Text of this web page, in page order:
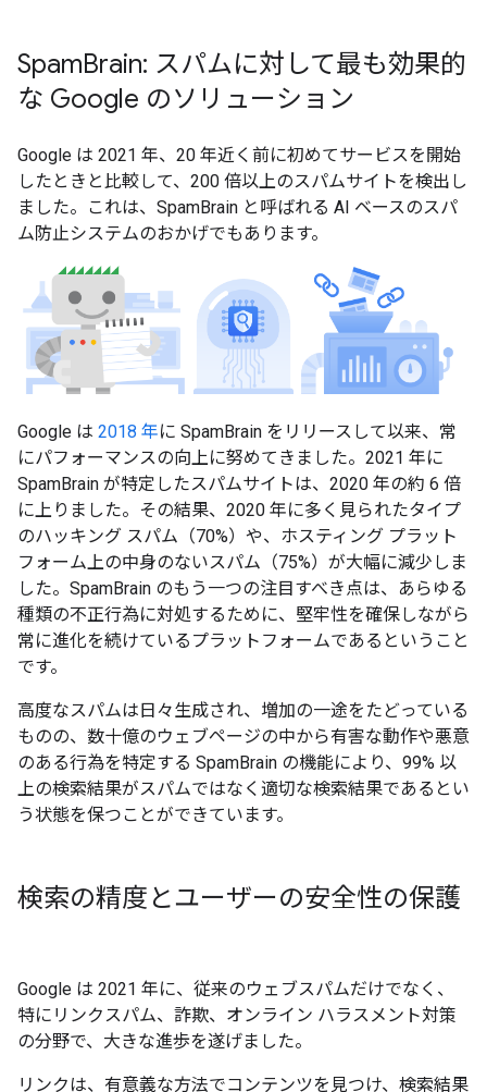
SpamBrain: スパムに対して最も効果的
な Google のソリューション
Google は 2021 年、20 年近く前に初めてサービスを開始
したときと比較して、200 倍以上のスパムサイトを検出し
ました。これは、SpamBrain と呼ばれる AI ベースのスパ
ム防止システムのおかげでもあります。
Google は 2018 年に SpamBrain をリリースして以来、常
にパフォーマンスの向上に努めてきました。2021 年に
SpamBrain が特定したスパムサイトは、2020 年の約 6 倍
に上りました。その結果、2020 年に多く見られたタイプ
のハッキング スパム（70%）や、ホスティング プラット
フォーム上の中身のないスパム（75%）が大幅に減少しま
した。SpamBrain のもう一つの注目すべき点は、あらゆる
種類の不正行為に対処するために、堅牢性を確保しながら
常に進化を続けているプラットフォームであるということ
です。
高度なスパムは日々生成され、増加の一途をたどっている
ものの、数十億のウェブページの中から有害な動作や悪意
のある行為を特定する SpamBrain の機能により、99% 以
上の検索結果がスパムではなく適切な検索結果であるとい
う状態を保つことができています。
検索の精度とユーザーの安全性の保護
Google は 2021 年に、従来のウェブスパムだけでなく、
特にリンクスパム、詐欺、オンライン ハラスメント対策
の分野で、大きな進歩を遂げました。
リンクは、有意義な方法でコンテンツを見つけ、検索結果